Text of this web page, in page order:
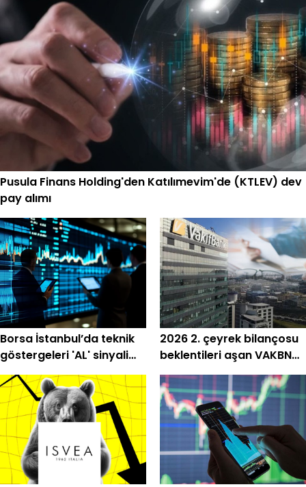
Pusula Finans Holding'den Katılımevim'de (KTLEV) dev
pay alımı
Borsa İstanbul’da teknik
göstergeleri 'AL' sinyali
veren 8 hisse
2026 2. çeyrek bilançosu
beklentileri aşan VAKBN
için hedef fiyatlar!